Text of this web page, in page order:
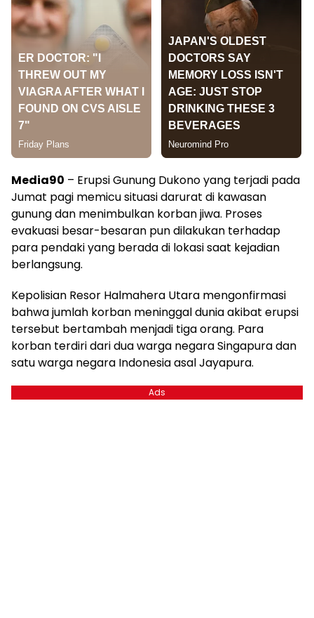
Media90 – Erupsi Gunung Dukono yang terjadi pada
Jumat pagi memicu situasi darurat di kawasan
gunung dan menimbulkan korban jiwa. Proses
evakuasi besar-besaran pun dilakukan terhadap
para pendaki yang berada di lokasi saat kejadian
berlangsung.
Kepolisian Resor Halmahera Utara mengonfirmasi
bahwa jumlah korban meninggal dunia akibat erupsi
tersebut bertambah menjadi tiga orang. Para
korban terdiri dari dua warga negara Singapura dan
satu warga negara Indonesia asal Jayapura.
Ads